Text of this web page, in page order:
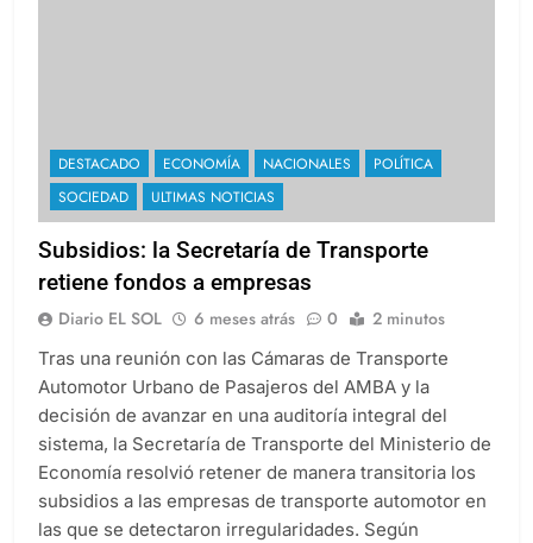
DESTACADO ECONOMÍA NACIONALES
POLÍTICA
SOCIEDAD
ULTIMAS NOTICIAS
Subsidios: la Secretaría de Transporte
retiene fondos a empresas
Diario EL SOL 6 meses atrás 0 2 minutos
Tras una reunión con las Cámaras de Transporte
Automotor Urbano de Pasajeros del AMBA y la
decisión de avanzar en una auditoría integral del
sistema, la Secretaría de Transporte del Ministerio de
Economía resolvió retener de manera transitoria los
subsidios a las empresas de transporte automotor en
las que se detectaron irregularidades. Según